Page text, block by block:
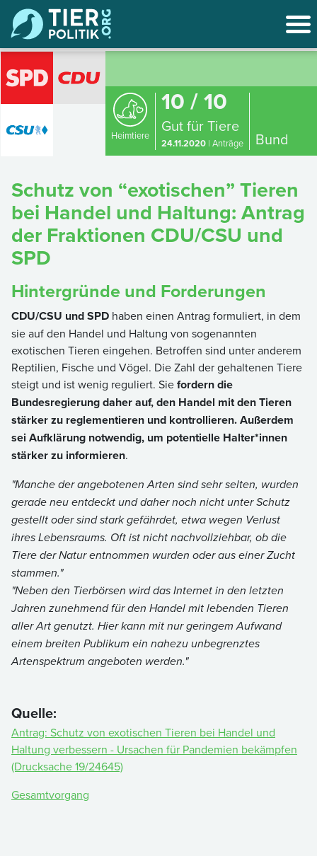
Heimtiere
10 / 10
Gut für Tiere
24.11.2020 | Anträge Bund
Schutz von “exotischen” Tieren
bei Handel und Haltung: Antrag
der Fraktionen CDU/CSU und
SPD
Hintergründe und Forderungen
CDU/CSU und SPD haben einen Antrag formuliert, in dem
sie auf den Handel und Haltung von sogenannten
exotischen Tieren eingehen. Betroffen sind unter anderem
Reptilien, Fische und Vögel. Die Zahl der gehaltenen Tiere
steigt und ist wenig reguliert. Siefordern die
Bundesregierung daher auf, den Handel mit den Tieren
stärker zu reglementieren und kontrollieren. Außerdem
sei Aufklärung notwendig, um potentielle Halter*innen
stärker zu informieren.
"Manche der angebotenen Arten sind sehr selten, wurden
gerade neu entdeckt und daher noch nicht unter Schutz
gestellt oder sind stark gefährdet, etwa wegen Verlust
ihres Lebensraums. Oft ist nicht nachvollziehbar, ob die
Tiere der Natur entnommen wurden oder aus einer Zucht
stammen."
"Neben den Tierbörsen wird das Internet in den letzten
Jahren zunehmend für den Handel mit lebenden Tieren
aller Art genutzt. Hier kann mit nur geringem Aufwand
einem breiten Publikum ein nahezu unbegrenztes
Artenspektrum angeboten werden."
Quelle:
Antrag: Schutz von exotischen Tieren bei Handel und
Haltung verbessern - Ursachen für Pandemien bekämpfen
(Drucksache 19/24645)
Gesamtvorgang